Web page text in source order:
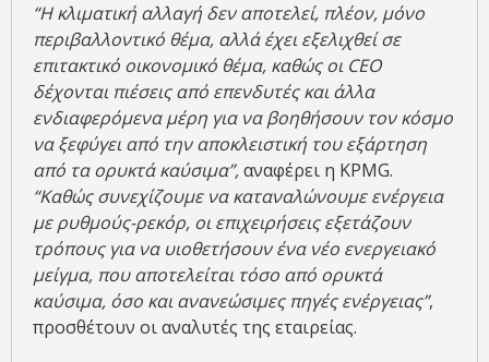
“Η κλιματική αλλαγή δεν αποτελεί, πλέον, μόνο
περιβαλλοντικό θέμα, αλλά έχει εξελιχθεί σε
επιτακτικό οικονομικό θέμα, καθώς οι CEO
δέχονται πιέσεις από επενδυτές και άλλα
ενδιαφερόμενα μέρη για να βοηθήσουν τον κόσμο
να ξεφύγει από την αποκλειστική του εξάρτηση
από τα ορυκτά καύσιμα”,αναφέρει η KPMG.
“Καθώς συνεχίζουμε να καταναλώνουμε ενέργεια
με ρυθμούς-ρεκόρ, οι επιχειρήσεις εξετάζουν
τρόπους για να υιοθετήσουν ένα νέο ενεργειακό
μείγμα, που αποτελείται τόσο από ορυκτά
καύσιμα, όσο και ανανεώσιμες πηγές ενέργειας”,
προσθέτουν οι αναλυτές της εταιρείας.